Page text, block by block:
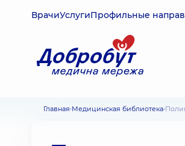
ВрачиУслугиПрофильные
Главная Медицинская библиотека